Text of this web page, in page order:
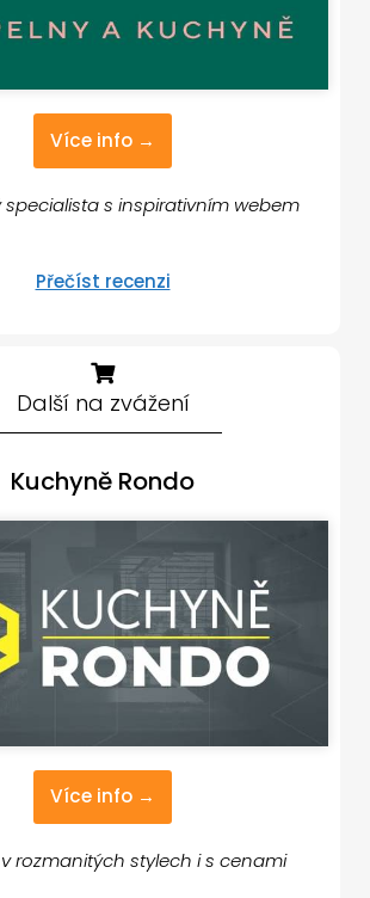
Více info →
specialista s inspirativním webem
Přečíst recenzi
Další na zvážení
Kuchyně Rondo
Více info →
rozmanitých stylech i s cenami